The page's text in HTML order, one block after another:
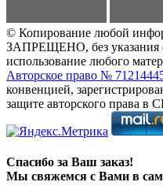
© Копирование любой
ЗАПРЕЩЕНО, без указания
использование любого
Авторское право №
конвенцией,
защите авторского права
Спасибо за Ваш заказ!
Мы свяжемся с Вами в